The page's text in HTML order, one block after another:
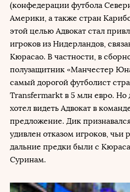
(конфедерации футбола
Америки, а также стран
этой целью Адвокат стал
игроков из Нидерландов,
Кюрасао. В частности, в
полузащитник «Манчестер
самый дорогой футболист
Transfermarkt в 5 млн евро. Но
хотел видеть Адвокат в
предложение. Дик
удивлен отказом игроков, чьи
дальние предки были с
Суринам.